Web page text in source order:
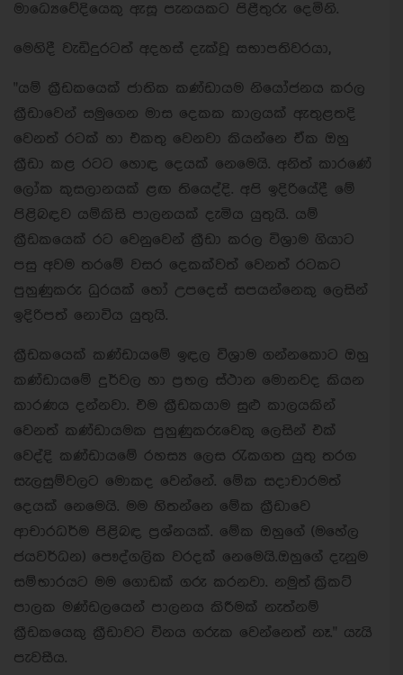
මාධ්‍යෙවේදියෙකු ඇසූ පැනයකට පිළීතුරු දෙමිනි.
මෙහිදී වැඩිදුරටත් අදහස් දැක්වූ සභාපතිවරයා,
"යම් ක්‍රීඩකයෙක් ජාතික කණ්ඩායම නියෝජනය කරල
ක්‍රීඩාවෙන් සමුගෙන මාස දෙකක කාලයක් ඇතුළතදි
වෙනත් රටක් හා එකතු වෙනවා කියන්නෙ ඒක ඔහු
ක්‍රීඩා කළ රටට හොඳ දෙයක් නෙමෙයි. අනිත් කාරණේ
ලෝක කුසලානයක් ළඟ තියෙද්දි. අපි ඉදිරියේදී මේ
පිළිබඳව යම්කිසි පාලනයක් දැමිය යුතුයි. යම්
ක්‍රීඩකයෙක් රට වෙනුවෙන් ක්‍රීඩා කරල විශ්‍රාම ගියාට
පසු අවම තරමේ වසර දෙකක්වත් වෙනත් රටකට
පුහුණුකරු ධුරයක් හෝ උපදෙස් සපයන්නෙකු ලෙසින්
ඉදිරිපත් නොවිය යුතුයි.
ක්‍රීඩකයෙක් කණ්ඩායමේ ඉඳල විශ්‍රාම ගන්නකොට ඔහු
කණ්ඩායමේ දුර්වල හා ප්‍රභල ස්ථාන මොනවද කියන
කාරණය දන්නවා. එම ක්‍රීඩකයාම සුළු කාලයකින්
වෙනත් කණ්ඩායමක පුහුණුකරුවෙකු ලෙසින් එක්
වෙද්දි කණ්ඩායමේ රහස්‍ය ලෙස රැකගත යුතු තරග
සැලසුම්වලට මොකද වෙන්නේ. මේක සදාචාරමත්
දෙයක් නෙමෙයි. මම හිතන්නෙ මේක ක්‍රීඩාවෙ
ආචාරධර්ම පිළිබ ඳ ප්‍රශ්නයක්. මේක ඔහුගේ (මහේල
ජයවර්ධන) පෞද්ගලික වරදක් නෙමෙයි.ඔහුගේ දැනුම
සම්භාරයට මම ගොඩක් ගරු කරනවා. නමුත් ක්‍රිකට්
පාලක මණ්ඩලයෙන් පාලනය කිරීමක් නැත්නම්
ක්‍රීඩකයෙකු ක්‍රීඩාවට විනය ගරුක වෙන්නෙත් නෑ." යැයි
පැවසීය.